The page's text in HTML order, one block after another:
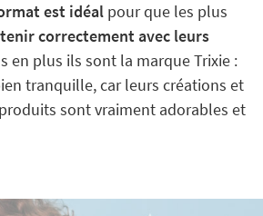
est idéal pour que les plus
correctement avec leurs
en plus ils sont la marque Trixie :
tranquille, car leurs créations et
sont vraiment adorables et